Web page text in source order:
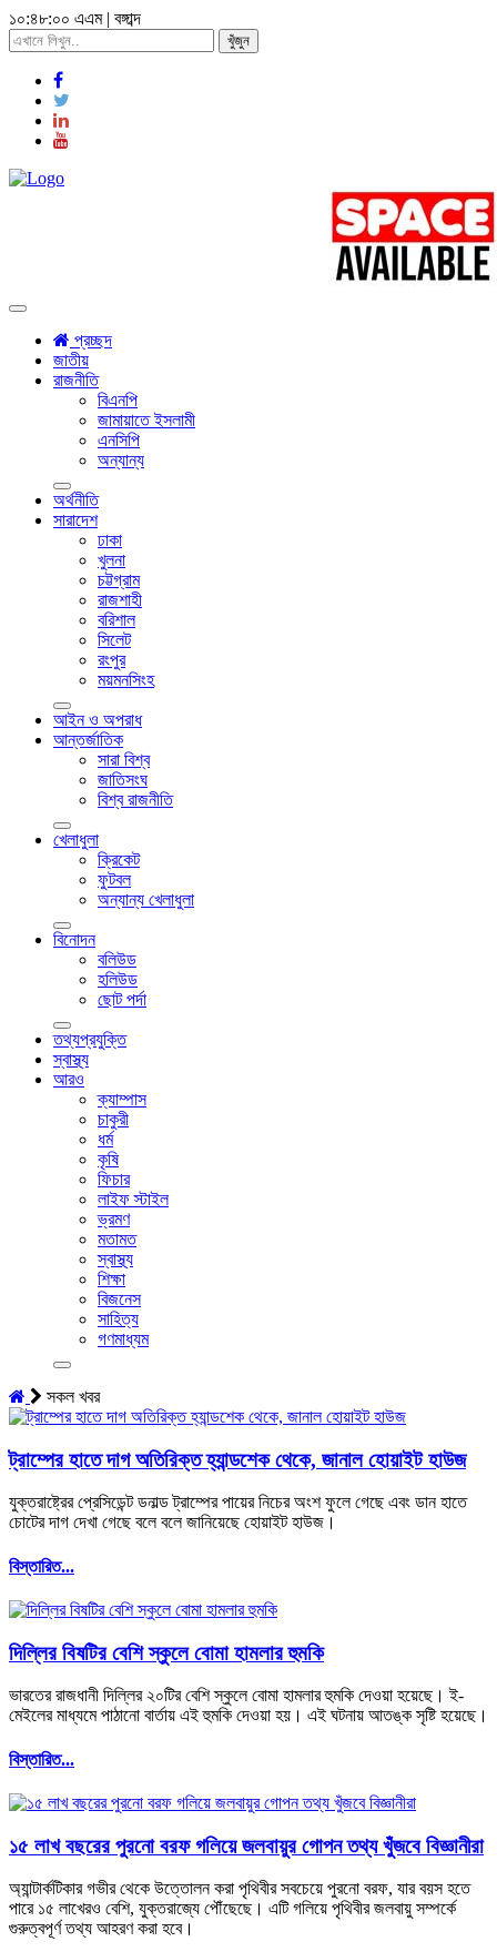
১০:৪৮:০২ এএম| বঙ্গাব্দ
খুঁজুন
Toggle
navigationপ্রচ্ছদ
জাতীয়
রাজনীতি
বিএনপি
জামায়াতে ইসলামী
এনসিপি
অন্যান্য
অর্থনীতি
সারাদেশ
ঢাকা
খুলনা
চট্টগ্রাম
রাজশাহী
বরিশাল
সিলেট
রংপুর
ময়মনসিংহ
আইন ও অপরাধ
আন্তর্জাতিক
সারা বিশ্ব
জাতিসংঘ
বিশ্ব রাজনীতি
খেলাধুলা
ক্রিকেট
ফুটবল
অন্যান্য খেলাধুলা
বিনোদন
বলিউড
হলিউড
ছোট পর্দা
তথ্যপ্রযুক্তি
স্বাস্থ্য
আরও
ক্যাম্পাস
চাকুরী
ধর্ম
কৃষি
ফিচার
লাইফ স্টাইল
ভ্রমণ
মতামত
স্বাস্থ্য
শিক্ষা
বিজনেস
সাহিত্য
গণমাধ্যম
সকল খবর
ট্রাম্পের হাতে দাগ অতিরিক্ত হ্যান্ডশেক থেকে, জানাল হোয়াইট হাউজ
যুক্তরাষ্ট্রের প্রেসিডেন্ট ডনাল্ড ট্রাম্পের পায়ের নিচের অংশ ফুলে গেছে এবং ডান হাতে
চোটের দাগ দেখা গেছে বলে বলে জানিয়েছে হোয়াইট হাউজ।
বিস্তারিত...
দিল্লির বিষটির বেশি স্কুলে বোমা হামলার হুমকি
ভারতের রাজধানী দিল্লির ২০টির বেশি স্কুলে বোমা হামলার হুমকি দেওয়া হয়েছে। ই-
মেইলের মাধ্যমে পাঠানো বার্তায় এই হুমকি দেওয়া হয়। এই ঘটনায় আতঙ্ক সৃষ্টি হয়েছে।
বিস্তারিত...
১৫ লাখ বছরের পুরনো বরফ গলিয়ে জলবায়ুর গোপন তথ্য খুঁজবে বিজ্ঞানীরা
অ্যান্টার্কটিকার গভীর থেকে উত্তোলন করা পৃথিবীর সবচেয়ে পুরনো বরফ, যার বয়স হতে
পারে ১৫ লাখেরও বেশি, যুক্তরাজ্যে পৌঁছেছে। এটি গলিয়ে পৃথিবীর জলবায়ু সম্পর্কে
গুরুত্বপূর্ণ তথ্য আহরণ করা হবে।